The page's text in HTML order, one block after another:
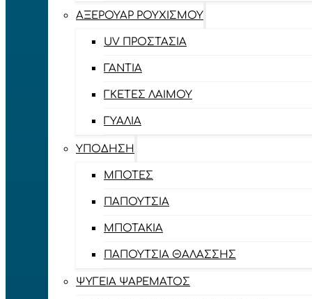
ΑΞΕΡΟΥΆΡ ΡΟΥΧΙΣΜΟΎ
UV ΠΡΟΣΤΑΣΊΑ
ΓΆΝΤΙΑ
ΓΚΈΤΕΣ ΛΑΊΜΟΥ
ΓΥΑΛΙΆ
ΥΠΌΔΗΣΗ
ΜΠΌΤΕΣ
ΠΑΠΟΎΤΣΙΑ
ΜΠΟΤΆΚΙΑ
ΠΑΠΟΎΤΣΙΑ ΘΑΛΆΣΣΗΣ
ΨΥΓΕΊΑ ΨΑΡΈΜΑΤΟΣ